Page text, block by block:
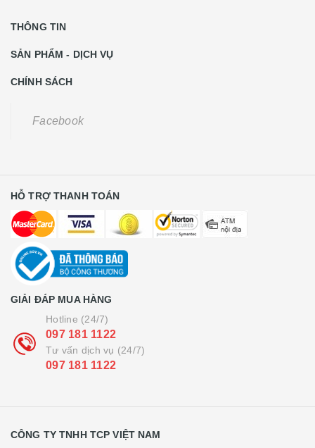
THÔNG TIN
SẢN PHẨM - DỊCH VỤ
CHÍNH SÁCH
Facebook
HỖ TRỢ THANH TOÁN
GIẢI ĐÁP MUA HÀNG
Hotline (24/7)
097 181 1122
Tư vấn dịch vụ (24/7)
097 181 1122
CÔNG TY TNHH TCP VIỆT NAM